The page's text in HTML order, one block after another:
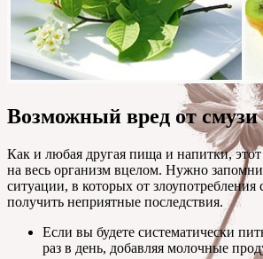
Возможный вред от смузи
Как и любая другая пища и напитки, этот
на весь организм вцелом. Нужно
ситуации, в которых от
получить неприятные последствия.
Если вы будете систематически
раз в день, добавляя молочные